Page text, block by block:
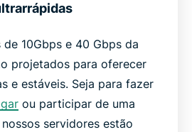
de 10Gbps e 40 Gbps da
projetados para oferecer
e estáveis. Seja para fazer
ou participar de uma
servidores estão